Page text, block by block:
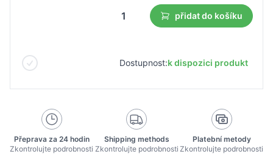
přidat do košíku
Dostupnost:k dispozici produkt
Přeprava za 24 hodin
Zkontrolujte podrobnosti
Shipping methods
Zkontrolujte podrobnosti
Platební metody
Zkontrolujte podrobnosti